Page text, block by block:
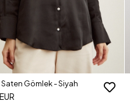
Gömlek - Siyah